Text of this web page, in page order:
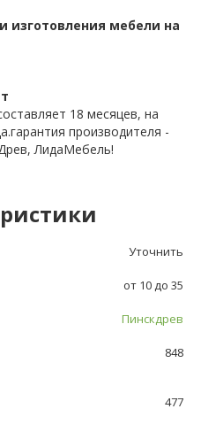
изготовления мебели на
18 месяцев, на
производителя -
ЛидаМебель!
Уточнить
от 10 до 35
Пинскдрев
848
477